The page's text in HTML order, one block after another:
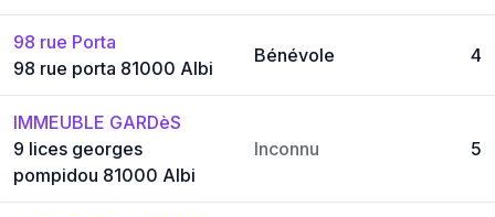
98 rue Porta
98 rue porta 81000 Albi
Bénévole 4
IMMEUBLE GARDèS
9 lices georges
pompidou 81000 Albi
Inconnu 5